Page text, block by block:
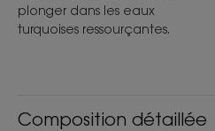
Composition détaillée
plonger dans les eaux
turquoises ressourçantes.